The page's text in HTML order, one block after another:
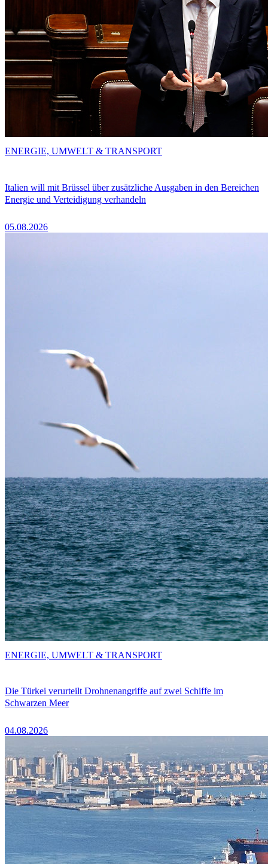
Italien will mit Brüssel über zusätzliche Ausgaben in den Bereichen
Energie und Verteidigung verhandeln
05.08.2026
ENERGIE, UMWELT & TRANSPORT
Die Türkei verurteilt Drohnenangriffe auf zwei Schiffe im
Schwarzen Meer
04.08.2026
ENERGIE, UMWELT & TRANSPORT